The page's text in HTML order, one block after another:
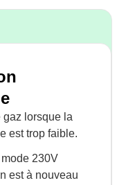
gaz lorsque la
est trop faible.
mode 230V
est à nouveau